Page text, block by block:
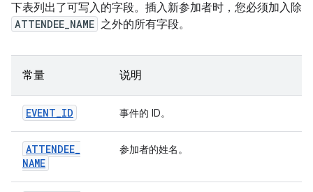
下表列出了可写入的字段。插入新参加者时，您必须加入除
ATTENDEE_NAME 之外的所有字段。
常量 说明
EVENT_ID 事件的 ID。
ATTENDEE_
NAME
参加者的姓名。